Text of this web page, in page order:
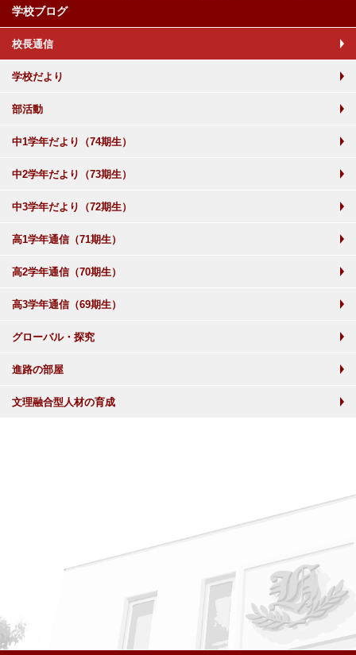
学校ブログ
校長通信
学校だより
部活動
中1学年だより（74期生）
中2学年だより（73期生）
中3学年だより（72期生）
高1学年通信（71期生）
高2学年通信（70期生）
高3学年通信（69期生）
グローバル・探究
進路の部屋
文理融合型人材の育成